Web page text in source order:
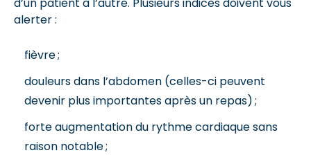
alerter :
fièvre ;
douleurs dans l’abdomen (celles-ci peuvent
devenir plus importantes après un repas) ;
forte augmentation du rythme cardiaque sans
raison notable ;